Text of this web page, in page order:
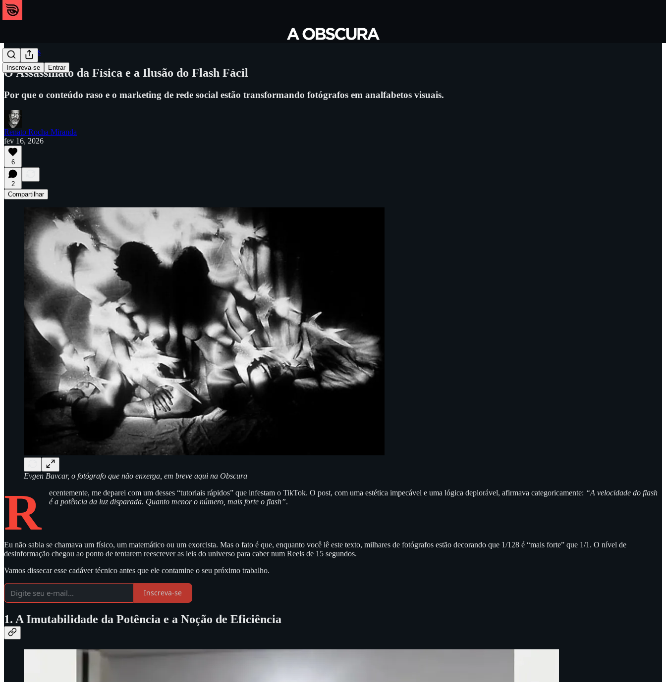
Inscreva-se Entrar
Referências
O Assassinato da Física e a Ilusão do Flash Fácil
Por que o conteúdo raso e o marketing de rede social estão transformando fotógrafos em analfabetos visuais.
Renato Rocha Miranda
fev 16, 2026
6
2
Compartilhar
Evgen Bavcar, o fotógrafo que não enxerga, em breve aqui na Obscura
R ecentemente, me deparei com um desses “tutoriais rápidos” que infestam o TikTok. O post, com uma estética impecável e uma lógica deplorável, afirmava categoricamente: “A velocidade do flash
é a potência da luz disparada. Quanto menor o número, mais forte o flash”.
Eu não sabia se chamava um físico, um matemático ou um exorcista. Mas o fato é que, enquanto você lê este texto, milhares de fotógrafos estão decorando que 1/128 é “mais forte” que 1/1. O nível de
desinformação chegou ao ponto de tentarem reescrever as leis do universo para caber num Reels de 15 segundos.
Vamos dissecar esse cadáver técnico antes que ele contamine o seu próximo trabalho.
Inscreva-se
1. A Imutabilidade da Potência e a Noção de Eficiência